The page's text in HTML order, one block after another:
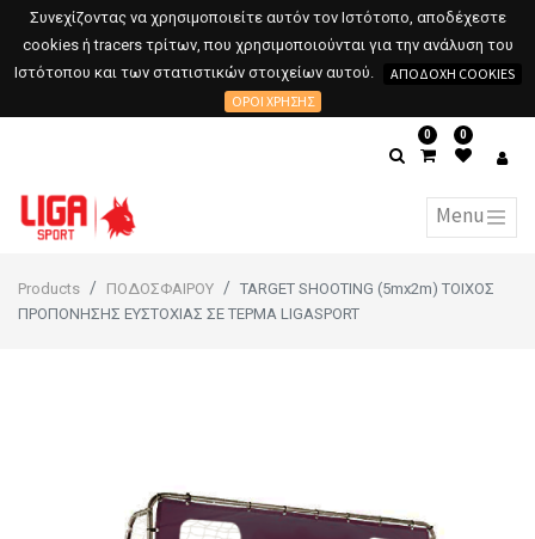
Συνεχίζοντας να χρησιμοποιείτε αυτόν τον Ιστότοπο, αποδέχεστε
cookies ή tracers τρίτων, που χρησιμοποιούνται για την ανάλυση του
Ιστότοπου και των στατιστικών στοιχείων αυτού.
ΑΠΟΔΟΧΉ COOKIES
ΌΡΟΙ ΧΡΉΣΗΣ
0 0
Products ΠΟΔΟΣΦΑΙΡΟΥ
TARGET SHOOTING (5mx2m) ΤΟΙΧΟΣ
ΠΡΟΠΟΝΗΣΗΣ ΕΥΣΤΟΧΙΑΣ ΣΕ ΤΕΡΜΑ LIGASPORT